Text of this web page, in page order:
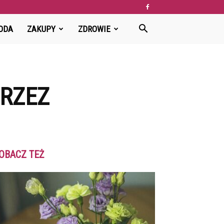
ZAKUPY ZDROWIE
TEŻ